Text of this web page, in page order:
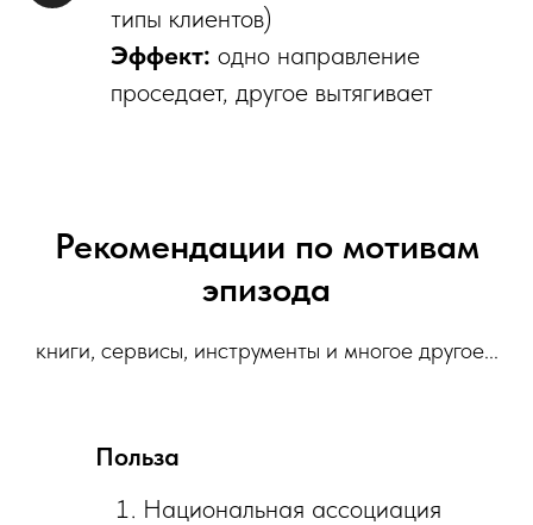
типы клиентов)
Эффект: одно направление
проседает, другое вытягивает
Рекомендации по мотивам
эпизода
книги, сервисы, инструменты и многое другое...
Польза
Национальная ассоциация